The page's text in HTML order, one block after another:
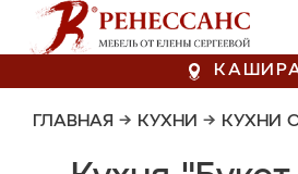
ГЛАВНАЯ → КУХНИ → КУХНИ